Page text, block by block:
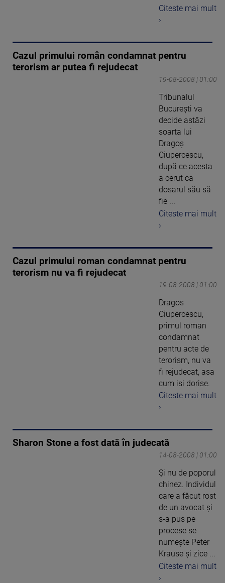
Citeste mai mult
›
Cazul primului român condamnat pentru
terorism ar putea fi rejudecat
19-08-2008 | 01:00
Tribunalul
Bucureşti va
decide astăzi
soarta lui
Dragoş
Ciupercescu,
după ce acesta
a cerut ca
dosarul său să
fie ...
Citeste mai mult
›
Cazul primului roman condamnat pentru
terorism nu va fi rejudecat
19-08-2008 | 01:00
Dragos
Ciupercescu,
primul roman
condamnat
pentru acte de
terorism, nu va
fi rejudecat, asa
cum isi dorise.
Citeste mai mult
›
Sharon Stone a fost dată în judecată
14-08-2008 | 01:00
Şi nu de poporul
chinez. Individul
care a făcut rost
de un avocat şi
s-a pus pe
procese se
numeşte Peter
Krause şi zice ...
Citeste mai mult
›